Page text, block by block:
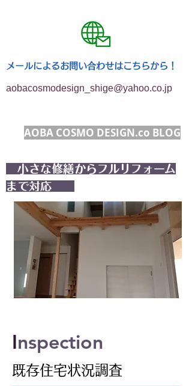
小さな修繕からフルリフォーム
まで対応
メールによるお問い合わせはこちらから！
aobacosmodesign_shige@yahoo.co.jp
AOBA COSMO DESIGN.co BLOG
Inspection
​既存住宅状況調査